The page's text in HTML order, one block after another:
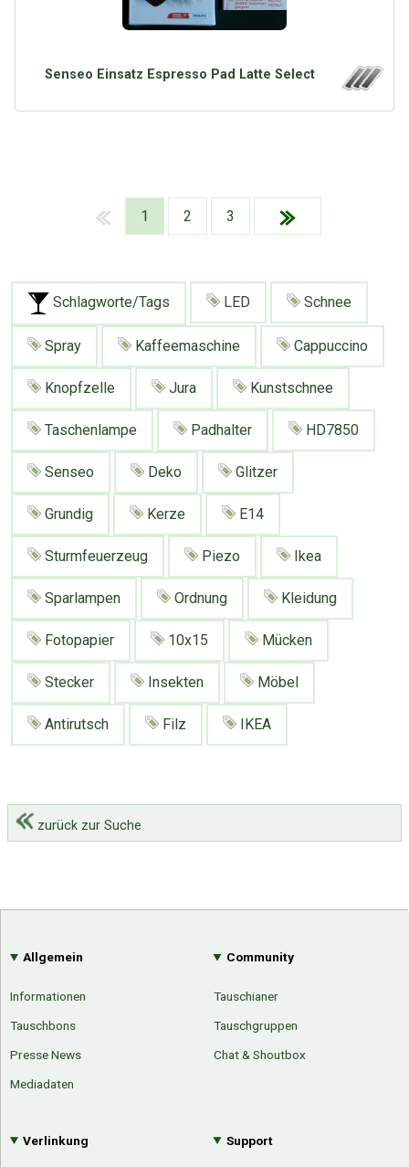
Senseo Einsatz Espresso Pad Latte Select
1 2 3
Schlagworte/Tags LED Schnee
Spray Kaffeemaschine Cappuccino
Knopfzelle Jura Kunstschnee
Taschenlampe Padhalter HD7850
Senseo Deko Glitzer
Grundig Kerze E14
Sturmfeuerzeug Piezo Ikea
Sparlampen Ordnung Kleidung
Fotopapier 10x15 Mücken
Stecker Insekten Möbel
Antirutsch Filz IKEA
zurück zur Suche
Allgemein
Informationen
Tauschbons
Presse News
Mediadaten
Community
Tauschianer
Tauschgruppen
Chat & Shoutbox
Verlinkung Support